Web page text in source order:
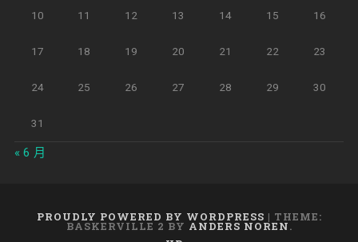
10 11 12 13 14 15 16
17 18 19 20 21 22 23
24 25 26 27 28 29 30
31
« 6 月
PROUDLY POWERED BY WORDPRESS | THEME:
BASKERVILLE 2 BY ANDERS NOREN.